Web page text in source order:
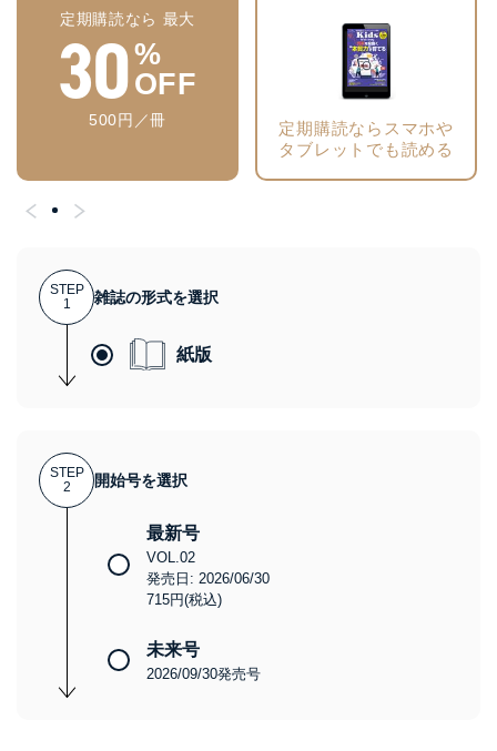
定期購読なら 最大
30%
OFF
500円／冊
定期購読ならスマホや
タブレットでも読める
STEP
1
雑誌の形式を選択
紙版
STEP
2
開始号を選択
最新号
VOL.02
発売日: 2026/06/30
715円(税込)
未来号
2026/09/30発売号